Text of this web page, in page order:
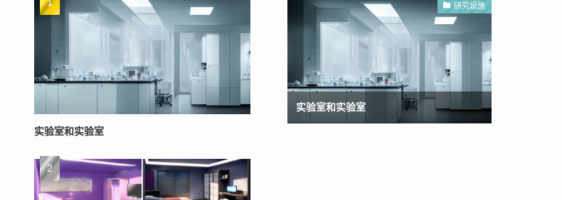
研究设施
实验室和实验室
实验室和实验室